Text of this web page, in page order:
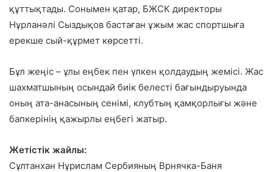
құттықтады. Сонымен қатар, БЖСК директоры
Нұрланәлі Сыздықов бастаған ұжым жас спортшыға
ерекше сый-құрмет көрсетті.
Бұл жеңіс – ұлы еңбек пен үлкен қолдаудың жемісі. Жас
шахматшының осындай биік белесті бағындыруында
оның ата-анасының сенімі, клубтың қамқорлығы және
бапкерінің қажырлы еңбегі жатыр.
Жетістік жайлы:
Сұлтанхан Нұрислам Сербияның Врнячка-Баня